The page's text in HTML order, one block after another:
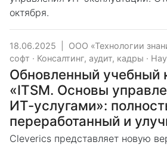
октября.
18.06.2025 ООО «Технологии
софт · Консалтинг, аудит, кадры ·
Обновленный учебный
«ITSM. Основы
ИТ-услугами»:
переработанный и
Cleverics представляет новую